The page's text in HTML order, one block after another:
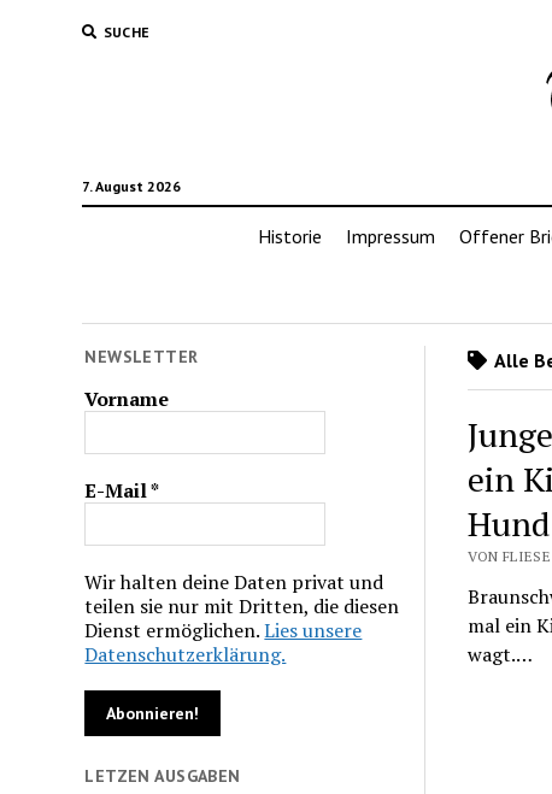
SUCHE
7. August 2026
Historie Impressum Offener
NEWSLETTER
Vorname
E-Mail*
Wir halten deine Daten privat und
teilen sie nur mit Dritten, die diesen
Dienst ermöglichen.Lies unsere
Datenschutzerklärung.
LETZEN AUSGABEN
Alle
ein
VON
mal ein
wagt.…